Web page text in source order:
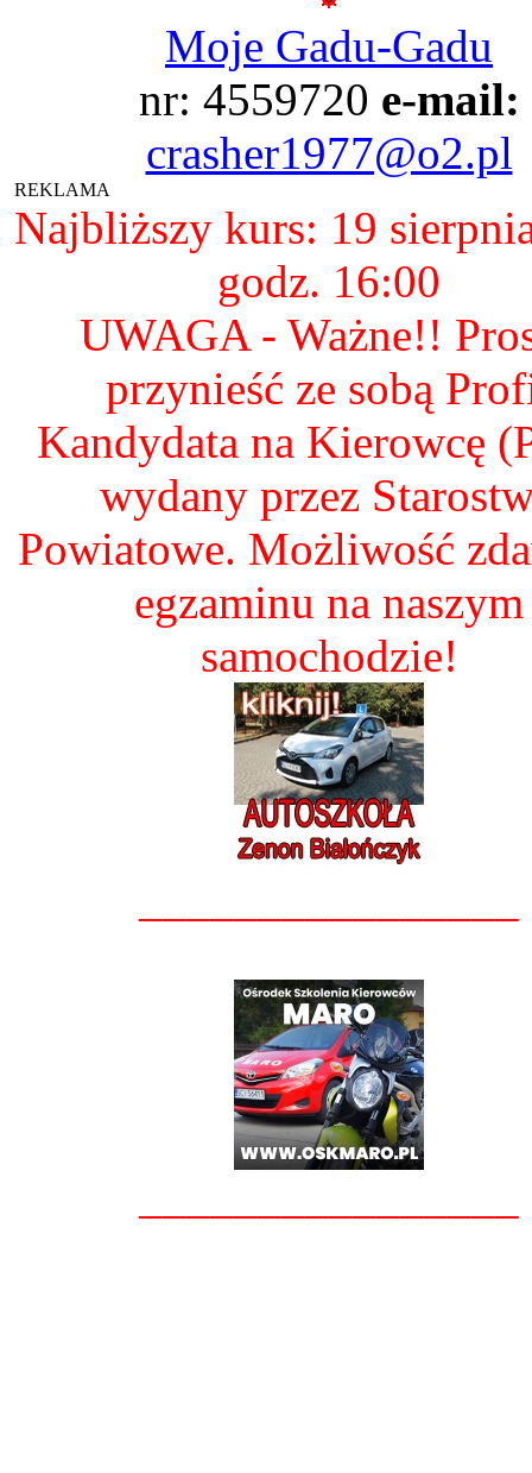
Moje Gadu-Gadu
nr: 4559720 e-mail:
crasher1977@o2.pl
REKLAMA
Najbliższy kurs: 19
godz. 16:00
UWAGA - Ważne!!
przynieść ze sobą
Kandydata na Kierowcę
wydany przez
Powiatowe. Możliwość
egzaminu na naszym
samochodzie!